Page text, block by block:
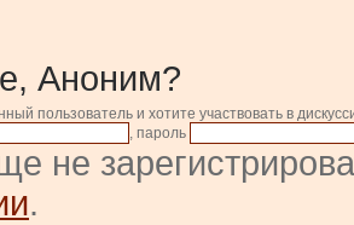
Аноним?
пользователь и хотите участвовать в
, пароль
не
.